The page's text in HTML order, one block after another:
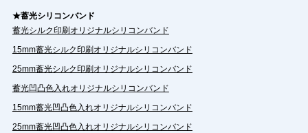
★蓄光シリコンバンド
蓄光シルク印刷オリジナルシリコンバンド
15mm蓄光シルク印刷オリジナルシリコンバンド
25mm蓄光シルク印刷オリジナルシリコンバンド
蓄光凹凸色入れオリジナルシリコンバンド
15mm蓄光凹凸色入れオリジナルシリコンバンド
25mm蓄光凹凸色入れオリジナルシリコンバンド